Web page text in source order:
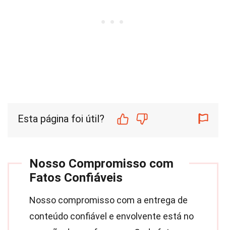
Esta página foi útil?
Nosso Compromisso com
Fatos Confiáveis
Nosso compromisso com a entrega de
conteúdo confiável e envolvente está no